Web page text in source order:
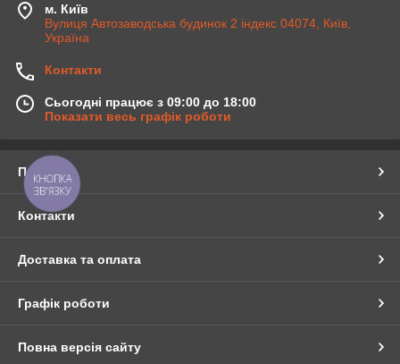
м. Київ
Вулиця Автозаводська будинок 2 індекс 04074, Київ,
Україна
Контакти
Сьогодні працює з 09:00 до 18:00
Показати весь графік роботи
Про нас
Контакти
Доставка та оплата
Графік роботи
Повна версія сайту
КНОПКА
ЗВ'ЯЗКУ